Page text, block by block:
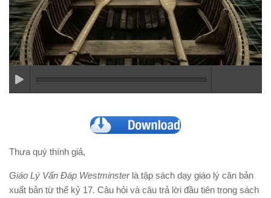
Thưa quý thính giả,
Giáo Lý Vấn Đáp Westminsterlà tập sách dạy giáo lý căn bản
xuất bản từ thế kỷ 17. Câu hỏi và câu trả lời đầu tiên trong sách